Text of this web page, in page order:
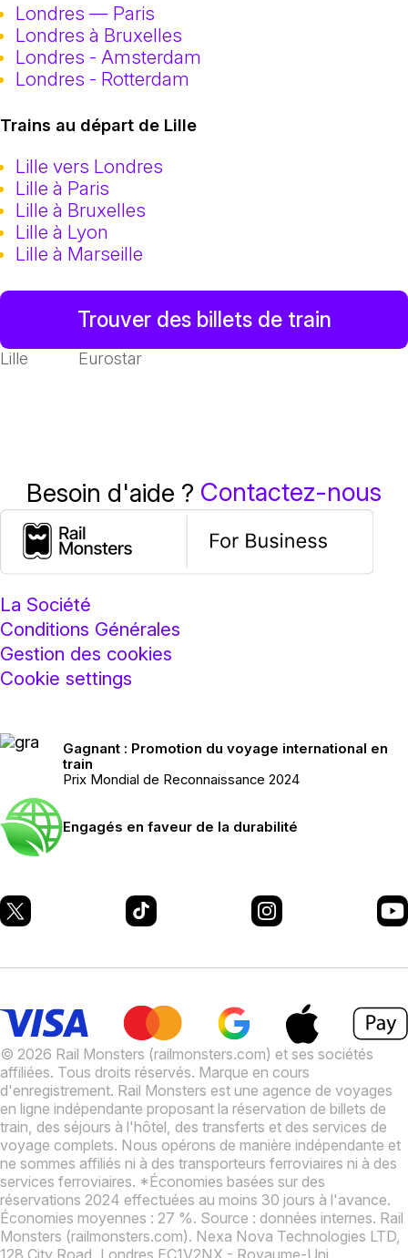
Londres — Paris
Londres à Bruxelles
Londres - Amsterdam
Londres - Rotterdam
Trains au départ de Lille
Lille vers Londres
Lille à Paris
Lille à Bruxelles
Lille à Lyon
Lille à Marseille
Trouver des billets de train
Lille Eurostar
Besoin d'aide ? Contactez-nous
La Société
Conditions Générales
Gestion des cookies
Cookie settings
Gagnant : Promotion du voyage international en
train
Prix Mondial de Reconnaissance 2024
Engagés en faveur de la durabilité
© 2026 Rail Monsters (railmonsters.com) et ses sociétés
affiliées. Tous droits réservés. Marque en cours
d'enregistrement. Rail Monsters est une agence de voyages
en ligne indépendante proposant la réservation de billets de
train, des séjours à l'hôtel, des transferts et des services de
voyage complets. Nous opérons de manière indépendante et
ne sommes affiliés ni à des transporteurs ferroviaires ni à des
services ferroviaires. *Économies basées sur des
réservations 2024 effectuées au moins 30 jours à l'avance.
Économies moyennes : 27 %. Source : données internes. Rail
Monsters (railmonsters.com). Nexa Nova Technologies LTD,
128 City Road, Londres EC1V2NX - Royaume-Uni